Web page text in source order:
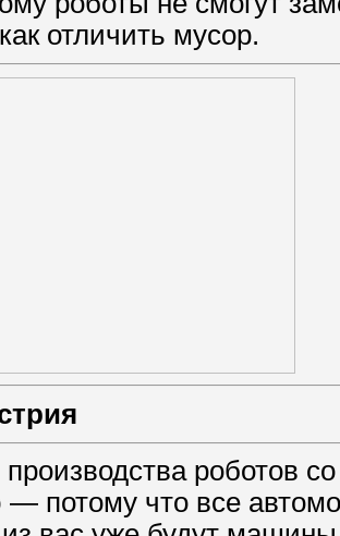
отличить мусор.
роботов
​потому что все